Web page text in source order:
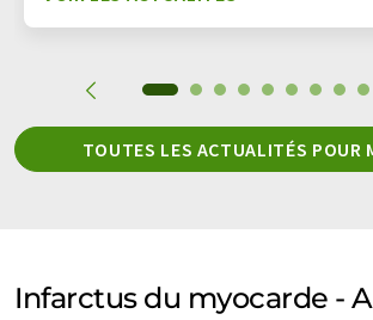
TOUTES LES ACTUALITÉS POUR
Infarctus du myocarde -